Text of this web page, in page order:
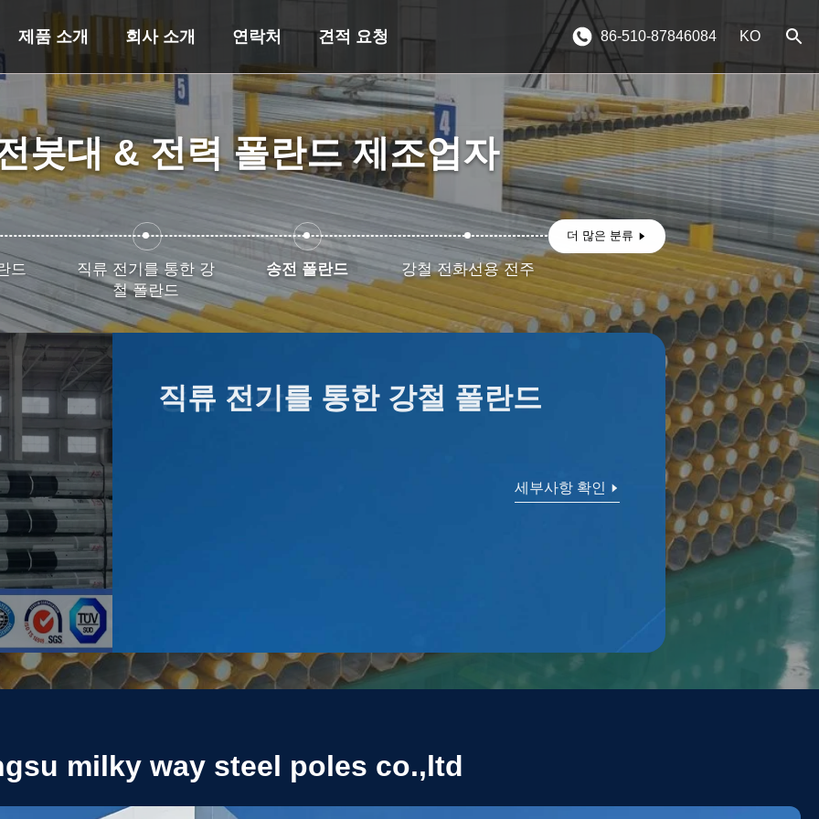
제품 소개 회사 소개 연락처 견적 요청 86-510-87846084 KO
봇대 & 전력 폴란드 제조업자
드
직류 전기를 통한 강
철 폴란드
송전 폴란드 강철 전화선용 전주
더 많은 분류
강철 전봇대
세부사항 확인
전력 폴란드
세부사항 확인
직류 전기를 통한 강철 폴란드
세부사항 확인
송전 폴란드
세부사항 확인
강철 전화선용 전주
세부사항 확인
milky way steel poles co.,ltd